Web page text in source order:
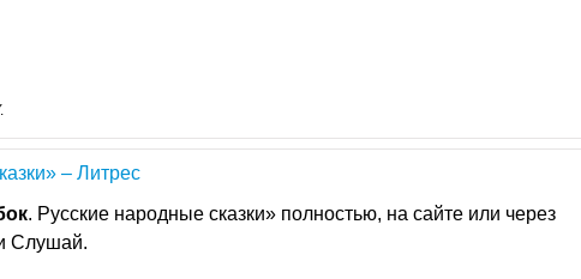
– Литрес
. Русские народные сказки» полностью, на сайте или через
Слушай.